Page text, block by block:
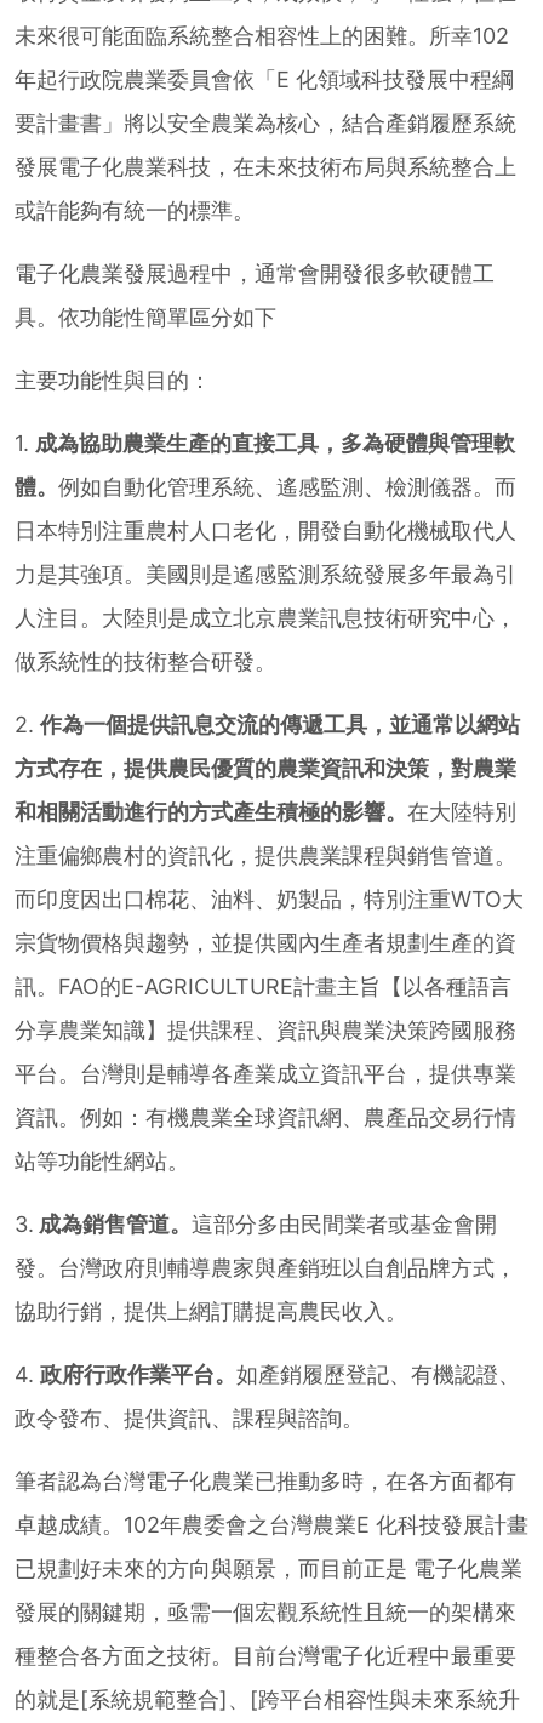
未來很可能面臨系統整合相容性上的困難。所幸102
年起行政院農業委員會依「E 化領域科技發展中程綱
要計畫書」將以安全農業為核心，結合產銷履歷系統
發展電子化農業科技，在未來技術布局與系統整合上
或許能夠有統一的標準。
電子化農業發展過程中，通常會開發很多軟硬體工
具。依功能性簡單區分如下
主要功能性與目的：
1. 成為協助農業生產的直接工具，多為硬體與管理軟
體。 例如自動化管理系統、遙感監測、檢測儀器。而
日本特別注重農村人口老化，開發自動化機械取代人
力是其強項。美國則是遙感監測系統發展多年最為引
人注目。大陸則是成立北京農業訊息技術研究中心，
做系統性的技術整合研發。
2. 作為一個提供訊息交流的傳遞工具，並通常以網站
方式存在，提供農民優質的農業資訊和決策，對農業
和相關活動進行的方式產生積極的影響。 在大陸特別
注重偏鄉農村的資訊化，提供農業課程與銷售管道。
而印度因出口棉花、油料、奶製品，特別注重WTO大
宗貨物價格與趨勢，並提供國內生產者規劃生產的資
訊。FAO的E-AGRICULTURE計畫主旨【以各種語言
分享農業知識】提供課程、資訊與農業決策跨國服務
平台。台灣則是輔導各產業成立資訊平台，提供專業
資訊。例如：有機農業全球資訊網、農產品交易行情
站等功能性網站。
3. 成為銷售管道。 這部分多由民間業者或基金會開
發。台灣政府則輔導農家與產銷班以自創品牌方式，
協助行銷，提供上網訂購提高農民收入。
4. 政府行政作業平台。 如產銷履歷登記、有機認證、
政令發布、提供資訊、課程與諮詢。
筆者認為台灣電子化農業已推動多時，在各方面都有
卓越成績。102年農委會之台灣農業E 化科技發展計畫
已規劃好未來的方向與願景，而目前正是 電子化農業
發展的關鍵期，亟需一個宏觀系統性且統一的架構來
種整合各方面之技術。目前台灣電子化近程中最重要
的就是[系統規範整合]、[跨平台相容性與未來系統升